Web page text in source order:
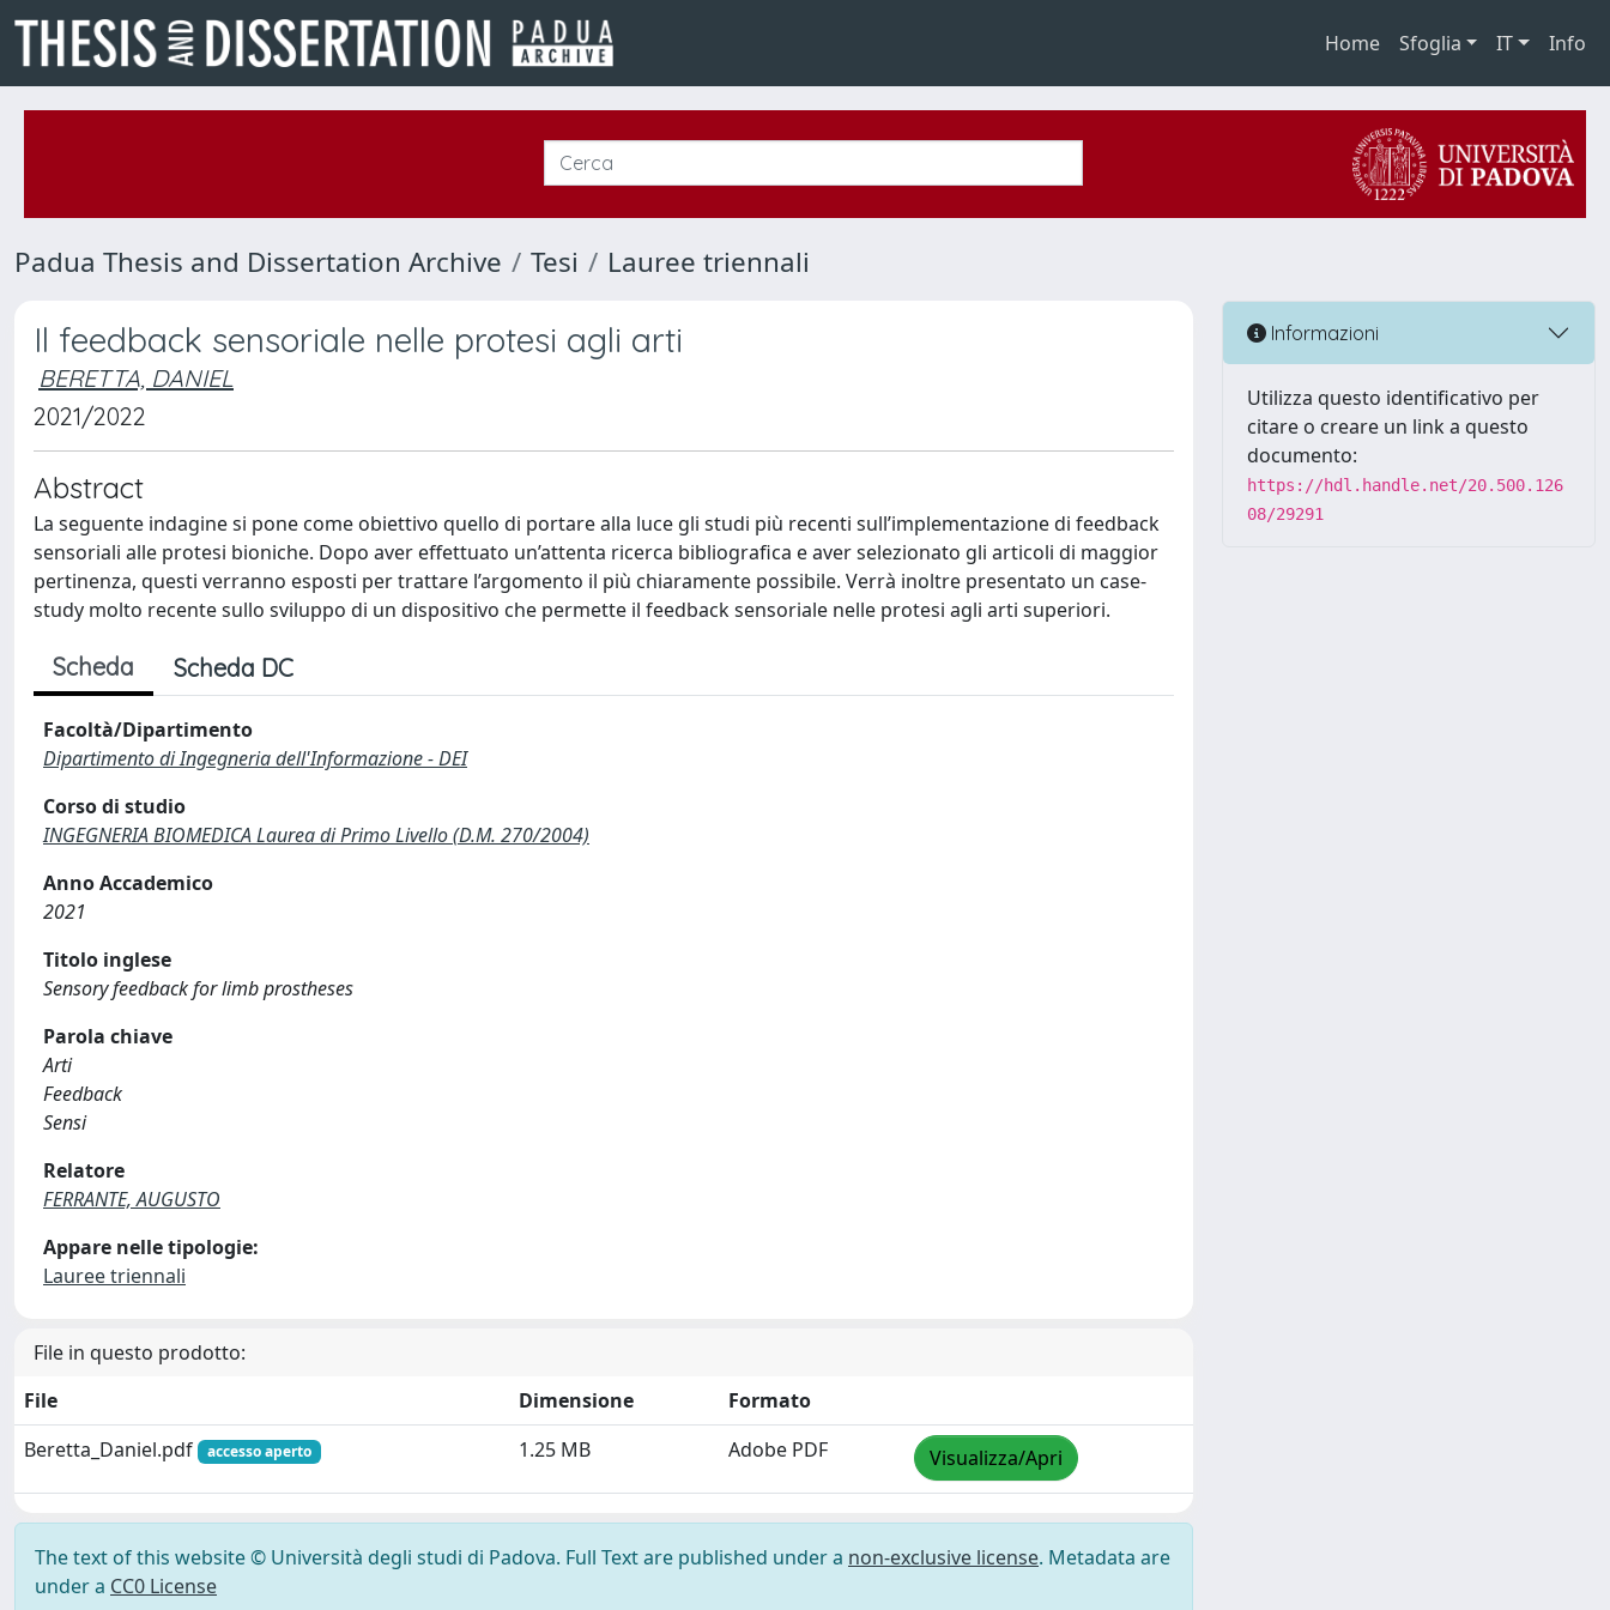
Home Sfoglia IT Info
Padua Thesis and Dissertation Archive Tesi Lauree triennali
Il feedback sensoriale nelle protesi agli arti
BERETTA, DANIEL
2021/2022
Abstract
La seguente indagine si pone come obiettivo quello di portare alla luce gli studi più recenti sull’implementazione di feedback
sensoriali alle protesi bioniche. Dopo aver effettuato un’attenta ricerca bibliografica e aver selezionato gli articoli di maggior
pertinenza, questi verranno esposti per trattare l’argomento il più chiaramente possibile. Verrà inoltre presentato un case-
study molto recente sullo sviluppo di un dispositivo che permette il feedback sensoriale nelle protesi agli arti superiori.
Scheda Scheda DC
Facoltà/Dipartimento
Dipartimento di Ingegneria dell'Informazione - DEI
Corso di studio
INGEGNERIA BIOMEDICA Laurea di Primo Livello (D.M. 270/2004)
Anno Accademico
2021
Titolo inglese
Sensory feedback for limb prostheses
Parola chiave
Arti
Feedback
Sensi
Relatore
FERRANTE, AUGUSTO
Appare nelle tipologie:
Lauree triennali
File in questo prodotto:
File
Dimensione
Formato
Beretta_Daniel.pdf
accesso aperto 1.25 MB Adobe PDF Visualizza/Apri
The text of this website © Università degli studi di Padova. Full Text are published under a non-exclusive license. Metadata are
under a CC0 License
Informazioni
Utilizza questo identificativo per
citare o creare un link a questo
documento:
https://hdl.handle.net/20.500.126
08/29291